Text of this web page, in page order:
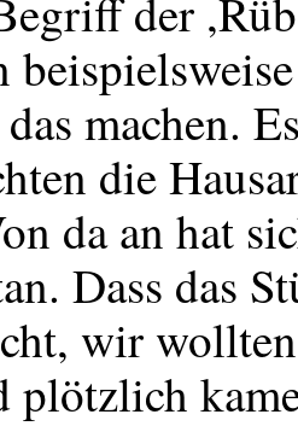
der
machen.
die
da an hat
Dass das
wir
plötzlich